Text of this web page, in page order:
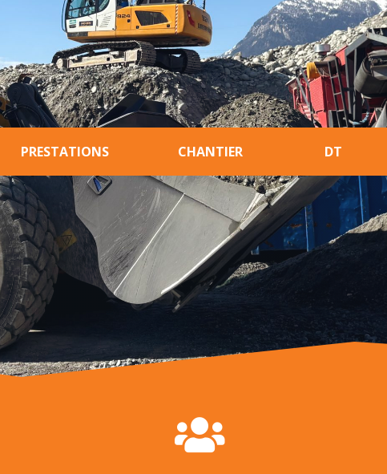
PRESTATIONS CHANTIER DT